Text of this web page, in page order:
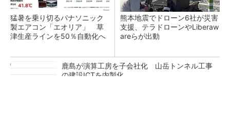
猛暑を乗り切るパナソニック
製エアコン「エオリア」 草
津生産ラインを50％自動化へ
熊本地震でドローン6社が災害
支援、テラドローンやLiberaw
areらが出動
鹿島が演算工房を子会社化 山岳トンネル工事
の建設ICTを内製化